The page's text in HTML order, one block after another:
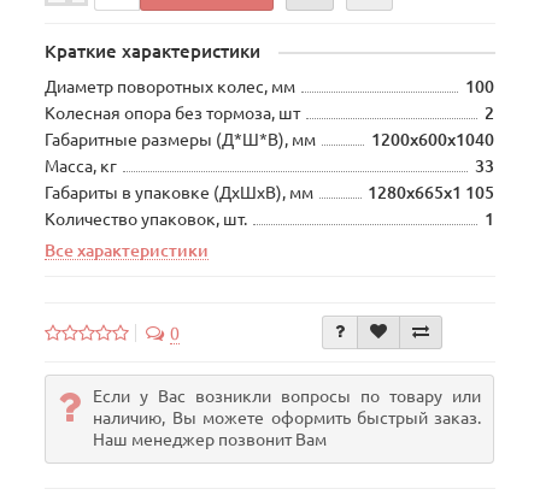
Краткие характеристики
Диаметр поворотных колес, мм
100
Колесная опора без тормоза, шт
2
Габаритные размеры (Д*Ш*В), мм
1200х600х1040
Масса, кг
33
Габариты в упаковке (ДхШхВ), мм
1280х665х1 105
Количество упаковок, шт.
1
Все характеристики
0
Если у Вас возникли вопросы по товару или
наличию, Вы можете оформить быстрый заказ.
Наш менеджер позвонит Вам